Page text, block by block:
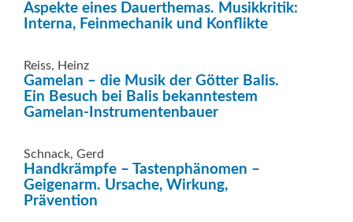
Aspekte eines Dauerthemas. Musikkritik:
Interna, Feinmechanik und Konflikte
Reiss, Heinz
Gamelan – die Musik der Götter Balis.
Ein Besuch bei Balis bekanntestem
Gamelan-Instrumentenbauer
Schnack, Gerd
Handkrämpfe – Tastenphänomen –
Geigenarm. Ursache, Wirkung,
Prävention